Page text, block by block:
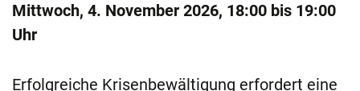
Mittwoch, 4. November 2026, 18:00 bis 19:00
Uhr
Erfolgreiche Krisenbewältigung erfordert eine